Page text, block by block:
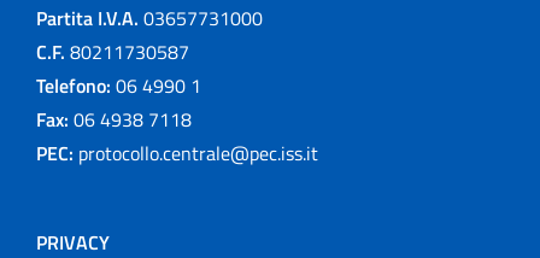
Partita I.V.A. 03657731000
C.F. 80211730587
Telefono: 06 4990 1
Fax: 06 4938 7118
PEC: protocollo.centrale@pec.iss.it
PRIVACY